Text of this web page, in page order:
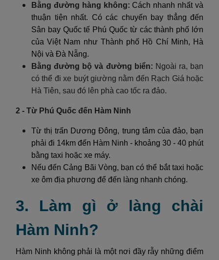
Bằng đường hàng không: Cách nhanh nhất và
thuận tiện nhất. Có các chuyến bay thẳng đến
Sân bay Quốc tế Phú Quốc từ các thành phố lớn
của Việt Nam như Thành phố Hồ Chí Minh, Hà
Nội và Đà Nẵng.
Bằng đường bộ và đường biển: Ngoài ra, bạn
có thể đi xe buýt giường nằm đến Rạch Giá hoặc
Hà Tiên, sau đó lên phà cao tốc ra đảo.
2 - Từ Phú Quốc đến Hàm Ninh
Từ thị trấn Dương Đông, trung tâm của đảo, bạn
phải đi 14km đến Hàm Ninh - khoảng 30 - 40 phút
bằng taxi hoặc xe máy.
Nếu đến Cảng Bãi Vòng, bạn có thể bắt taxi hoặc
xe ôm địa phương để đến làng nhanh chóng.
3. Làm gì ở làng chài
Hàm Ninh?
Hàm Ninh không phải là một nơi đầy rẫy những điểm